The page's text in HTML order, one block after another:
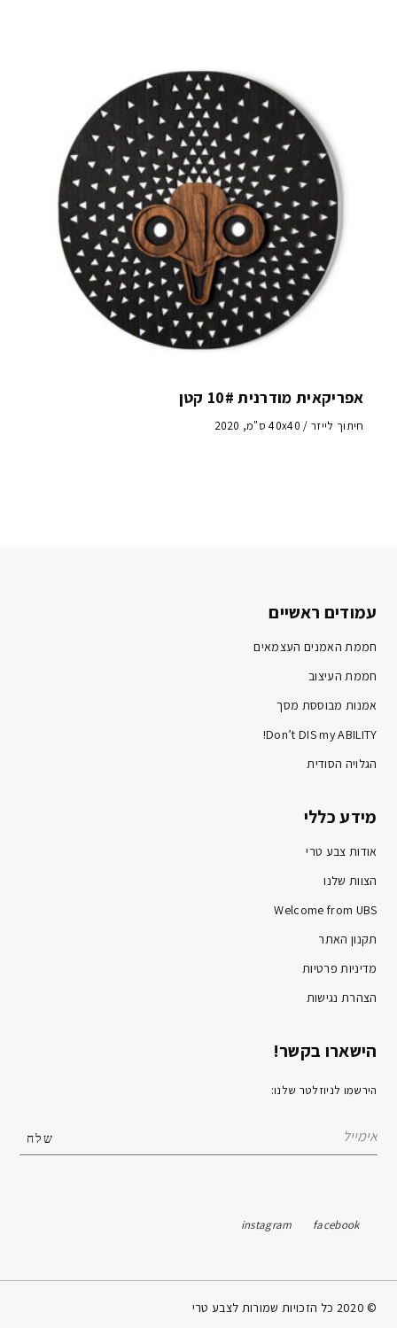
אפריקאית מודרנית 10# קטן
חיתוך לייזר / 40x40 ס"מ, 2020
עמודים ראשיים
חממת האמנים העצמאים
חממת העיצוב
אמנות מבוססת מסך
Don’t DIS my ABILITY!
הגלויה הסודית
מידע כללי
אודות צבע טרי
הצוות שלנו
Welcome from UBS
תקנון האתר
מדיניות פרטיות
הצהרת נגישות
הישארו בקשר!
הירשמו לניוזלטר שלנו:
facebook
instagram
© 2020 כל הזכויות שמורות לצבע טרי